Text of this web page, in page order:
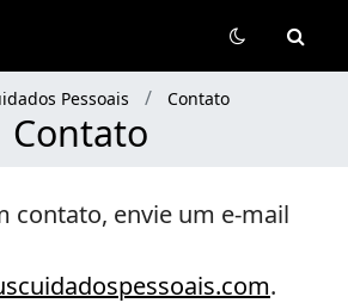
Pessoais Contato
Contato
contato, envie um e-mail
.